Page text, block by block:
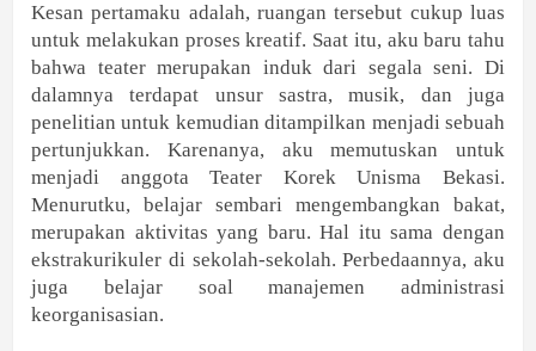
Kesan pertamaku adalah, ruangan tersebut cukup luas
untuk melakukan proses kreatif. Saat itu, aku baru tahu
bahwa teater merupakan induk dari segala seni. Di
dalamnya terdapat unsur sastra, musik, dan juga
penelitian untuk kemudian ditampilkan menjadi sebuah
pertunjukkan. Karenanya, aku memutuskan untuk
menjadi anggota Teater Korek Unisma Bekasi.
Menurutku, belajar sembari mengembangkan bakat,
merupakan aktivitas yang baru. Hal itu sama dengan
ekstrakurikuler di sekolah-sekolah. Perbedaannya, aku
juga belajar soal manajemen administrasi
keorganisasian.